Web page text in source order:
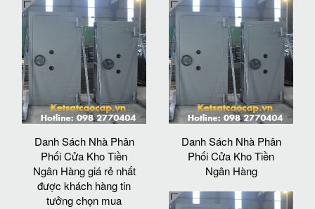
Danh Sách Nhà Phân
Phối Cửa Kho Tiền
Ngân Hàng giá rẻ nhất
được khách hàng tin
tưởng chọn mua
Danh Sách Nhà Phân
Phối Cửa Kho Tiền
Ngân Hàng